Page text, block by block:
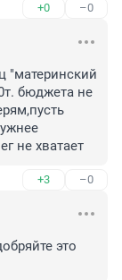
+0 –0
"материнский
бюджета не
не хватает
+3 –0
это